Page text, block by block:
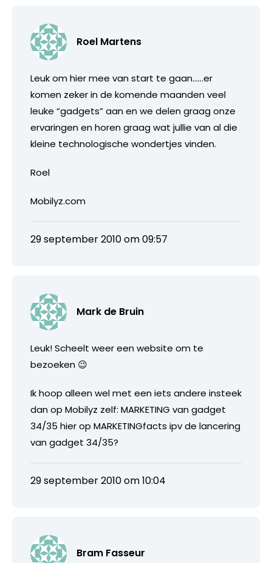
Roel Martens
Leuk om hier mee van start te gaan……er
komen zeker in de komende maanden veel
leuke “gadgets” aan en we delen graag onze
ervaringen en horen graag wat jullie van al die
kleine technologische wondertjes vinden.
Roel
Mobilyz.com
29 september 2010 om 09:57
Mark de Bruin
Leuk! Scheelt weer een website om te
bezoeken 😉
Ik hoop alleen wel met een iets andere insteek
dan op Mobilyz zelf: MARKETING van gadget
34/35 hier op MARKETINGfacts ipv de lancering
van gadget 34/35?
29 september 2010 om 10:04
Bram Fasseur